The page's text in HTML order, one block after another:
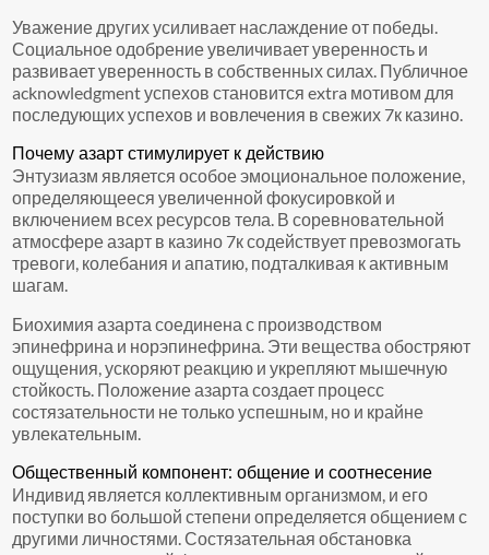
Уважение других усиливает наслаждение от победы.
Социальное одобрение увеличивает уверенность и
развивает уверенность в собственных силах. Публичное
acknowledgment успехов становится extra мотивом для
последующих успехов и вовлечения в свежих 7к казино.
Почему азарт стимулирует к действию
Энтузиазм является особое эмоциональное положение,
определяющееся увеличенной фокусировкой и
включением всех ресурсов тела. В соревновательной
атмосфере азарт в казино 7к содействует превозмогать
тревоги, колебания и апатию, подталкивая к активным
шагам.
Биохимия азарта соединена с производством
эпинефрина и норэпинефрина. Эти вещества обостряют
ощущения, ускоряют реакцию и укрепляют мышечную
стойкость. Положение азарта создает процесс
состязательности не только успешным, но и крайне
увлекательным.
Общественный компонент: общение и соотнесение
Индивид является коллективным организмом, и его
поступки во большой степени определяется общением с
другими личностями. Состязательная обстановка